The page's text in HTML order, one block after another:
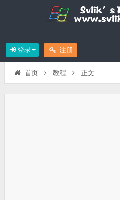
登录 注册
首页 教程 正文